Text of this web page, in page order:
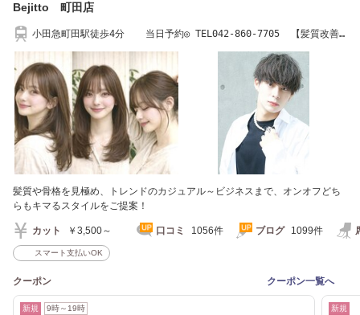
Bejitto 町田店
小田急町田駅徒歩4分 当日予約◎ TEL042-860-7705 【髪質改善/
髪質や骨格を見極め、トレンドのカジュアル～ビジネスまで、オンオフどち
らもキマるスタイルをご提案！
カット ￥3,500～ 口コミ 1056件 ブログ 1099件
スマート支払いOK
クーポン クーポン一覧へ
新規 9時～19時 新規